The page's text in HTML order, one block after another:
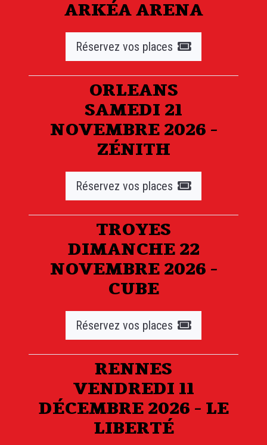
ARKÉA ARENA
Réservez vos places
ORLEANS
SAMEDI 21
NOVEMBRE 2026 -
ZÉNITH
Réservez vos places
TROYES
DIMANCHE 22
NOVEMBRE 2026 -
CUBE
Réservez vos places
RENNES
VENDREDI 11
DÉCEMBRE 2026 - LE
LIBERTÉ